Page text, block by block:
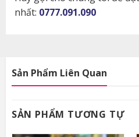
nhất: 0777.091.090
Sản Phẩm Liên Quan
SẢN PHẨM TƯƠNG TỰ